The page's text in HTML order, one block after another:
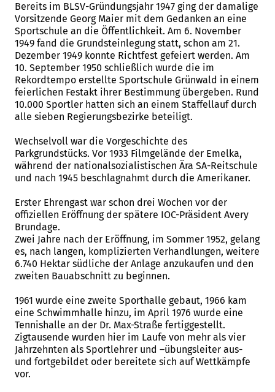
Bereits im BLSV-Gründungsjahr 1947 ging der damalige
Vorsitzende Georg Maier mit dem Gedanken an eine
Sportschule an die Öffentlichkeit. Am 6. November
1949 fand die Grundsteinlegung statt, schon am 21.
Dezember 1949 konnte Richtfest gefeiert werden. Am
10. September 1950 schließlich wurde die im
Rekordtempo erstellte Sportschule Grünwald in einem
feierlichen Festakt ihrer Bestimmung übergeben. Rund
10.000 Sportler hatten sich an einem Staffellauf durch
alle sieben Regierungsbezirke beteiligt.
Wechselvoll war die Vorgeschichte des
Parkgrundstücks. Vor 1933 Filmgelände der Emelka,
während der nationalsozialistischen Ära SA-Reitschule
und nach 1945 beschlagnahmt durch die Amerikaner.
Erster Ehrengast war schon drei Wochen vor der
offiziellen Eröffnung der spätere IOC-Präsident Avery
Brundage.
Zwei Jahre nach der Eröffnung, im Sommer 1952, gelang
es, nach langen, komplizierten Verhandlungen, weitere
6.740 Hektar südliche der Anlage anzukaufen und den
zweiten Bauabschnitt zu beginnen.
1961 wurde eine zweite Sporthalle gebaut, 1966 kam
eine Schwimmhalle hinzu, im April 1976 wurde eine
Tennishalle an der Dr. Max-Straße fertiggestellt.
Zigtausende wurden hier im Laufe von mehr als vier
Jahrzehnten als Sportlehrer und –übungsleiter aus-
und fortgebildet oder bereitete sich auf Wettkämpfe
vor.